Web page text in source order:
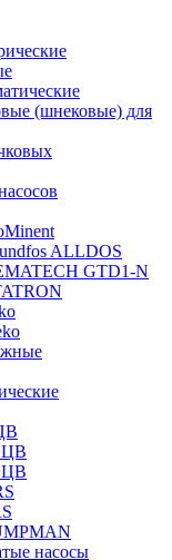
(шнековые) для
ALLDOS
GTD1-N
насосы